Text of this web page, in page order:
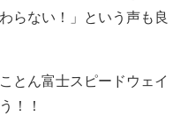
らない！」という声も良
とん富士スピードウェイ
！！